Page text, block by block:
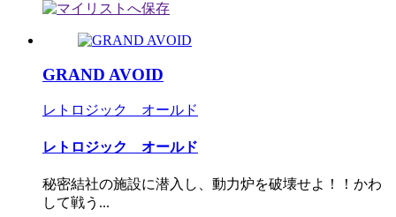
GRAND AVOID
レトロジック オールド
レトロジック オールド
秘密結社の施設に潜入し、動力炉を破壊せよ！！かわ
して戦う...